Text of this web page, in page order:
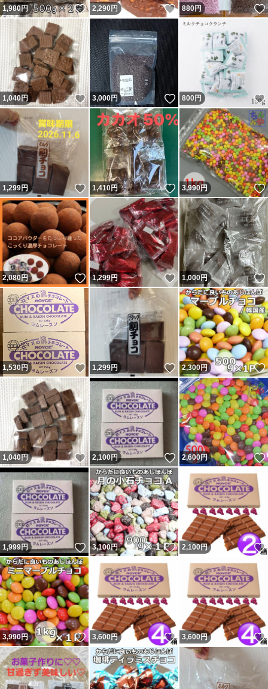
1,980円 いいね！
2,290 円 いいね！
880円
1,040円 いいね！
3,000円 いいね！
800 円
1,299円 いいね！
1,410円 いいね！
3,990円
2,080円 いいね！
1,299円 いいね！
1,000円
1,530円 いいね！
1,299円 いいね！
2,300円
1,040円 いいね！
2,100円 いいね！
2,600円
1,999円 いいね！
3,100円 いいね！
2,100円
3,990円 いいね！
3,600円 いいね！
3,600円